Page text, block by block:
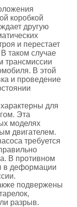
коробкой
другую
и перестает
таком случае
трансмиссии
В этой
и проведение
для
Эта
моделях
двигателем.
требуется
В противном
в деформации
подвержены
разрыв.